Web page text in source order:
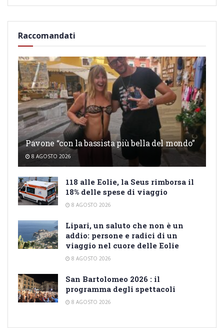
Raccomandati
Pavone “con la bassista più bella del mondo”
8 AGOSTO 2026
118 alle Eolie, la Seus rimborsa il
18% delle spese di viaggio
8 AGOSTO 2026
Lipari, un saluto che non è un
addio: persone e radici di un
viaggio nel cuore delle Eolie
8 AGOSTO 2026
San Bartolomeo 2026 : il
programma degli spettacoli
8 AGOSTO 2026